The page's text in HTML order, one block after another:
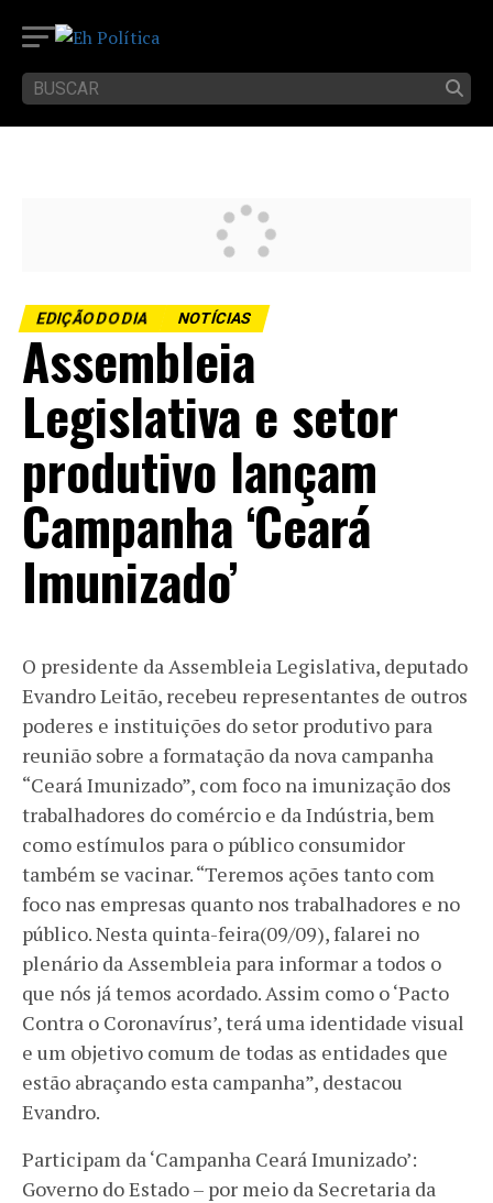
EDIÇÃO DO DIA NOTÍCIAS
Assembleia
Legislativa e setor
produtivo lançam
Campanha ‘Ceará
Imunizado’
O presidente da Assembleia Legislativa, deputado
Evandro Leitão, recebeu representantes de outros
poderes e instituições do setor produtivo para
reunião sobre a formatação da nova campanha
“Ceará Imunizado”, com foco na imunização dos
trabalhadores do comércio e da Indústria, bem
como estímulos para o público consumidor
também se vacinar. “Teremos ações tanto com
foco nas empresas quanto nos trabalhadores e no
público. Nesta quinta-feira(09/09), falarei no
plenário da Assembleia para informar a todos o
que nós já temos acordado. Assim como o ‘Pacto
Contra o Coronavírus’, terá uma identidade visual
e um objetivo comum de todas as entidades que
estão abraçando esta campanha”, destacou
Evandro.
Participam da ‘Campanha Ceará Imunizado’:
Governo do Estado – por meio da Secretaria da